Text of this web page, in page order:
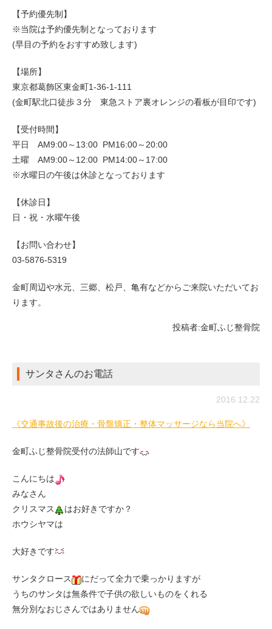
【予約優先制】
※当院は予約優先制となっております
(早目の予約をおすすめ致します)
【場所】
東京都葛飾区東金町1-36-1-111
(金町駅北口徒歩３分 東急ストア裏オレンジの看板が目印です)
【受付時間】
平日 AM9:00～13:00 PM16:00～20:00
土曜 AM9:00～12:00 PM14:00～17:00
※水曜日の午後は休診となっております
【休診日】
日・祝・水曜午後
【お問い合わせ】
03-5876-5319
金町周辺や水元、三郷、松戸、亀有などからご来院いただいてお
ります。
投稿者:金町ふじ整骨院
サンタさんのお電話
2016.12.22
《交通事故後の治療・骨盤矯正・整体マッサージなら当院へ》
金町ふじ整骨院受付の法師山です
こんにちは
みなさん
クリスマス
はお好きですか？
ホウシヤマは
大好きです
サンタクロース
にだって全力で乗っかりますが
うちのサンタは無条件で子供の欲しいものをくれる
無分別なおじさんではありません